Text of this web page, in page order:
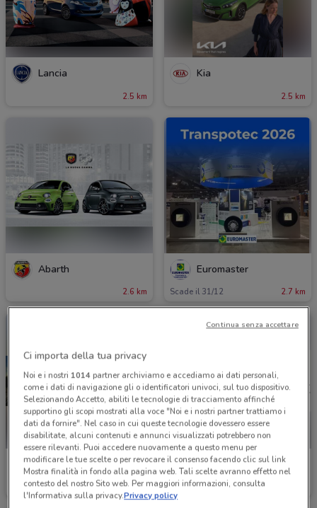
Lancia
2.5 km
Kia
2.5 km
Abarth
2.6 km
Euromaster
Scade il 31/12 2.7 km
Euromaster
2.7 km
Dacia
Scade il 31/08
Ci importa della tua privacy
Noi e i nostri 1014partner archiviamo e accediamo ai dati personali,
come i dati di navigazione gli o identificatori univoci, sul tuo dispositivo.
Selezionando Accetto, abiliti le tecnologie di tracciamento affinché
supportino gli scopi mostrati alla voce "Noi e i nostri partner trattiamo i
dati da fornire". Nel caso in cui queste tecnologie dovessero essere
disabilitate, alcuni contenuti e annunci visualizzati potrebbero non
essere rilevanti. Puoi accedere nuovamente a questo menu per
modificare le tue scelte o per revocare il consenso facendo clic sul link
Mostra finalità in fondo alla pagina web. Tali scelte avranno effetto nel
contesto del nostro Sito web. Per maggiori informazioni, consulta
l'Informativa sulla privacy.Privacy policy
Continua senza accettare